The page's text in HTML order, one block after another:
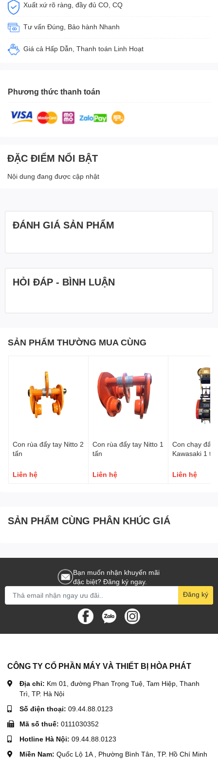
Xuất xứ rõ ràng, đầy đủ CO, CQ
Tư vấn Đúng, Bảo hành Nhanh
Giá cả Hấp Dẫn, Thanh toán Linh Hoạt
Phương thức thanh toán
ĐẶC ĐIỂM NỔI BẬT
Nội dung đang được cập nhật
ĐÁNH GIÁ SẢN PHẨM
HỎI ĐÁP - BÌNH LUẬN
SẢN PHẨM THƯỜNG MUA CÙNG
Con rùa đẩy tay Nitto 2
tấn
Liên hệ
Con rùa đẩy tay Nitto 1
tấn
Liên hệ
Con chạy đẩy
Kawasaki 1
Liên hệ
SẢN PHẨM CÙNG PHÂN KHÚC GIÁ
Bạn muốn nhận khuyến mãi
đặc biệt? Đăng ký ngay.
Đăng ký
CÔNG TY CỔ PHẦN MÁY VÀ THIẾT BỊ HÒA PHÁT
Địa chỉ: Km 01, đường Phan Trọng Tuệ, Tam Hiệp, Thanh
Trì, TP. Hà Nội
Số điện thoại: 09.44.88.0123
Mã số thuế: 0111030352
Hotline Hà Nội: 09.44.88.0123
Miền Nam: Quốc Lộ 1A , Phường Bình Tân, TP. Hồ Chí Minh